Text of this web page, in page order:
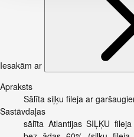
Iesakām ar
Apraksts
Sālīta siļķu fileja ar
Sastāvdaļas
sālīta Atlantijas SIĻĶU